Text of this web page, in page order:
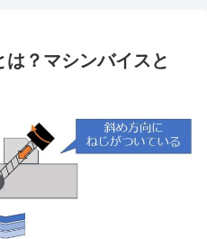
？マシンバイスと